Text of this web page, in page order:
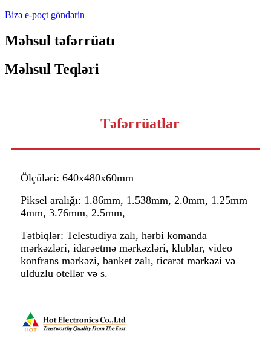
Bizə e-poçt göndərin
Məhsul təfərrüatı
Məhsul Teqləri
Təfərrüatlar
Ölçüləri: 640x480x60mm
Piksel aralığı: 1.86mm, 1.538mm, 2.0mm, 1.25mm
4mm, 3.76mm, 2.5mm,
Tətbiqlər: Telestudiya zalı, hərbi komanda
mərkəzləri, idarəetmə mərkəzləri, klublar, video
konfrans mərkəzi, banket zalı, ticarət mərkəzi və
ulduzlu otellər və s.